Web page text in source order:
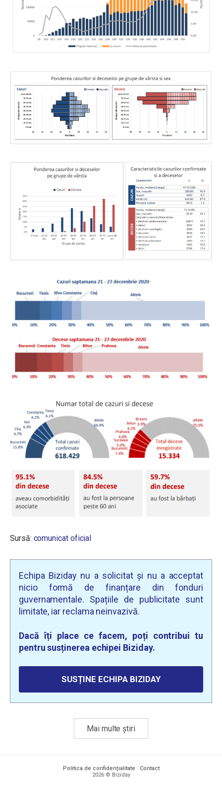
Sursă: comunicat oficial
Echipa Biziday nu a solicitat și nu a acceptat
nicio formă de finanțare din fonduri
guvernamentale. Spațiile de publicitate sunt
limitate, iar reclama neinvazivă.
Dacă îți place ce facem, poți contribui tu
pentru susținerea echipei Biziday.
SUSȚINE ECHIPA BIZIDAY
Mai multe știri
Politica de confidențialitate · Contact
2026 © Biziday